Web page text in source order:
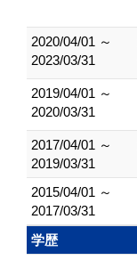
2020/04/01 ～
2023/03/31
2019/04/01 ～
2020/03/31
2017/04/01 ～
2019/03/31
2015/04/01 ～
2017/03/31
学歴